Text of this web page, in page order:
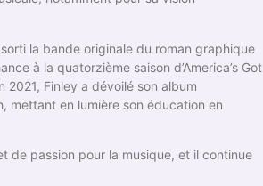
la bande originale du roman graphique
à la quatorzième saison d’America’s Got
Finley a dévoilé son album
mettant en lumière son éducation en
de passion pour la musique, et il continue